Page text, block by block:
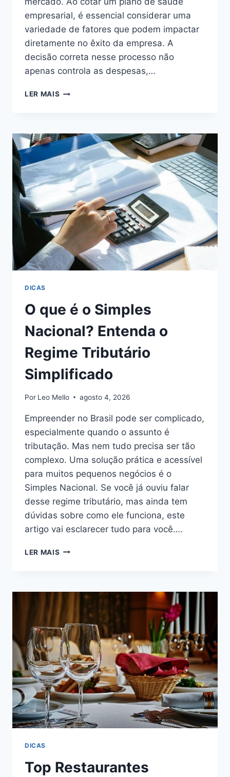
empresarial, é essencial considerar uma
variedade de fatores que podem impactar
diretamente no êxito da empresa. A
decisão correta nesse processo não
apenas controla as despesas,…
LER MAIS COTAÇÃO
O
QUE
LEVAR
EM
CONTA
DICAS
O que é o Simples
Nacional? Entenda o
Regime Tributário
Simplificado
Por Leo Mello agosto 4, 2026
Empreender no Brasil pode ser complicado,
especialmente quando o assunto é
tributação. Mas nem tudo precisa ser tão
complexo. Uma solução prática e acessível
para muitos pequenos negócios é o
Simples Nacional. Se você já ouviu falar
desse regime tributário, mas ainda tem
dúvidas sobre como ele funciona, este
artigo vai esclarecer tudo para você….
LER MAIS O
SIMPLES
ENTENDA
O
REGIME
TRIBUTÁRIO
SIMPLIFICADO
DICAS
Top Restaurantes